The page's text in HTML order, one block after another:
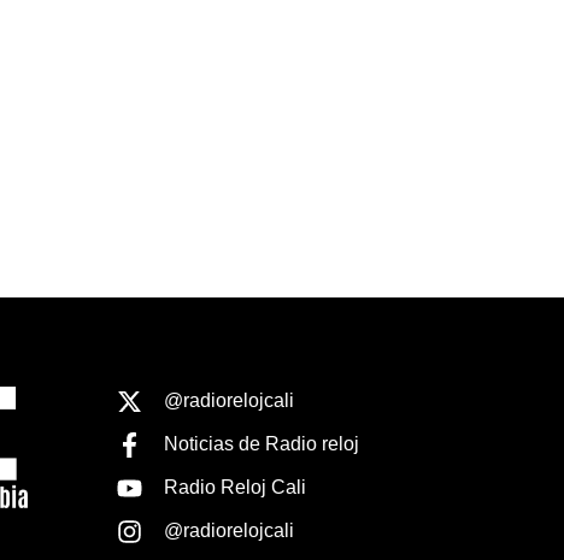
@radiorelojcali
Noticias de Radio reloj
Radio Reloj Cali
@radiorelojcali